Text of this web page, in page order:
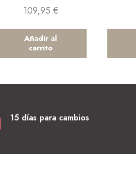
109,95 €
Añadir al
carrito
15 días para cambios